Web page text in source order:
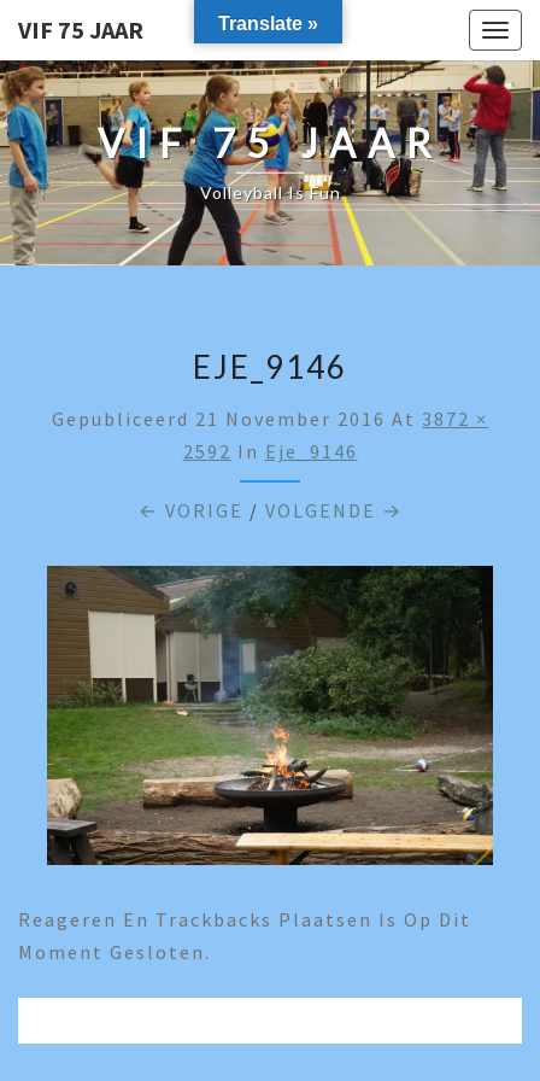
VIF 75 JAAR
VIF 75 JAAR
Volleyball Is Fun
EJE_9146
Gepubliceerd 21 November 2016 At 3872 ×
2592 In Eje_9146
← VORIGE / VOLGENDE →
Reageren En Trackbacks Plaatsen Is Op Dit
Moment Gesloten.
Translate »